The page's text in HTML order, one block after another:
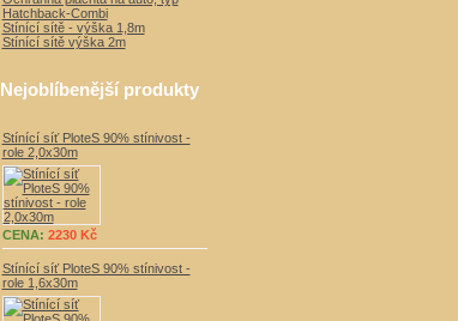
Hatchback-Combi
Stínící sítě - výška 1,8m
Stínící sítě výška 2m
Nejoblíbenější produkty
Stínící síť PloteS 90% stínivost -
role 2,0x30m
CENA: 2230 Kč
Stínící síť PloteS 90% stínivost -
role 1,6x30m